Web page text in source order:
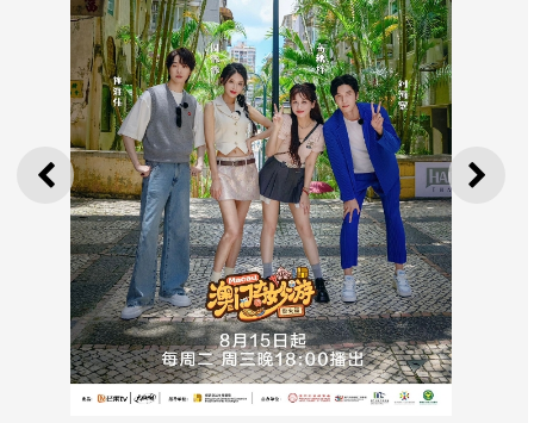
上一則 下一